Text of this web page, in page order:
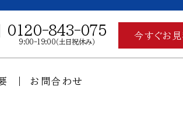
お問合わせ
0120-843-075
9:00-19:00（土日祝休み）
今すぐお見